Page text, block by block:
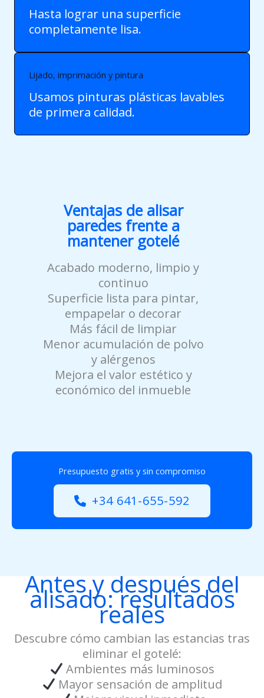
Hasta lograr una superficie
completamente lisa.
Lijado, imprimación y pintura
Usamos pinturas plásticas lavables
de primera calidad.
Ventajas de alisar
paredes frente a
mantener gotelé
Acabado moderno, limpio y
continuo
Superficie lista para pintar,
empapelar o decorar
Más fácil de limpiar
Menor acumulación de polvo
y alérgenos
Mejora el valor estético y
económico del inmueble
Presupuesto gratis y sin compromiso
+34 641-655-592
Antes y después del
alisado: resultados
reales
Descubre cómo cambian las estancias tras
eliminar el gotelé:
Ambientes más luminosos
Mayor sensación de amplitud